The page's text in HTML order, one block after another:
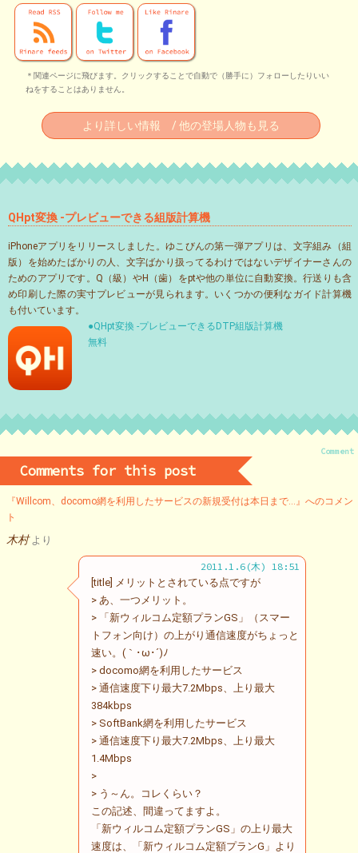
＊関連ページに飛びます。クリックすることで自動で（勝手に）フォローしたりいい
ねをすることはありません。
より詳しい情報 / 他の登場人物も見る
QHpt変換 -プレビューできる組版計算機
iPhoneアプリをリリースしました。ゆこびんの第一弾アプリは、文字組み（組
版）を始めたばかりの人、文字ばかり扱ってるわけではないデザイナーさんの
ためのアプリです。Q（級）やH（歯）をptや他の単位に自動変換。行送りも含
め印刷した際の実寸プレビューが見られます。いくつかの便利なガイド計算機
も付いています。
●QHpt変換 -プレビューできるDTP組版計算機
無料
Comment
Comments for this post
『Willcom、docomo網を利用したサービスの新規受付は本日まで…』へのコメン
ト
木村 より
2011.1.6(木) 18:51
[title] メリットとされている点ですが
> あ、一つメリット。
> 「新ウィルコム定額プランGS」（スマー
トフォン向け）の上がり通信速度がちょっと
速い。(｀･ω･´)ﾉ
> docomo網を利用したサービス
> 通信速度下り最大7.2Mbps、上り最大
384kbps
> SoftBank網を利用したサービス
> 通信速度下り最大7.2Mbps、上り最大
1.4Mbps
>
> う～ん。コレくらい？
この記述、間違ってますよ。
「新ウィルコム定額プランGS」の上り最大
速度は、「新ウィルコム定額プランG」より